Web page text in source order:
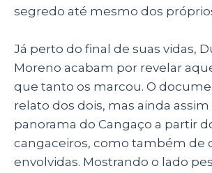
segredo até mesmo dos
Já perto do final de suas vidas,
Moreno acabam por revelar
que tanto os marcou. O
relato dos dois, mas ainda
panorama do Cangaço a partir
cangaceiros, como também de
envolvidas. Mostrando o lado